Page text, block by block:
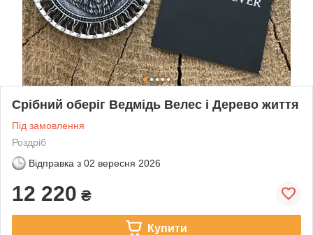
Срібний оберіг Ведмідь Велес і Дерево життя
Під замовлення
Роздріб
Відправка з 02 вересня 2026
12 220 ₴
Купити